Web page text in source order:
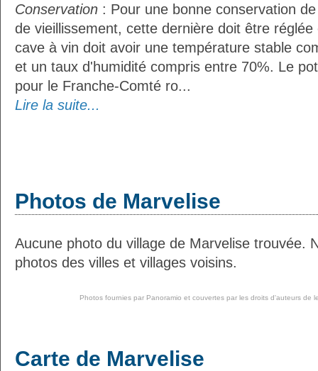
Conservation : Pour une bonne conservation
de vieillissement, cette dernière doit être réglée
cave à vin doit avoir une température stable
et un taux d'humidité compris entre 70%. Le
pour le Franche-Comté ro...
Lire la suite...
Photos de Marvelise
Aucune photo du village de Marvelise trouvée.
photos des villes et villages voisins.
Photos fournies par Panoramio et couvertes par les droits d'auteurs de
Carte de Marvelise